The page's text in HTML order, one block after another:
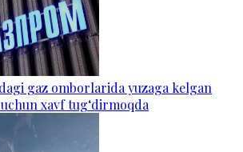
gaz omborlarida yuzaga kelgan
xavf tug‘dirmoqda